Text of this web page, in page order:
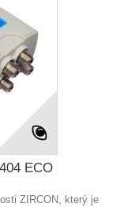
ECO
ZIRCON, který je